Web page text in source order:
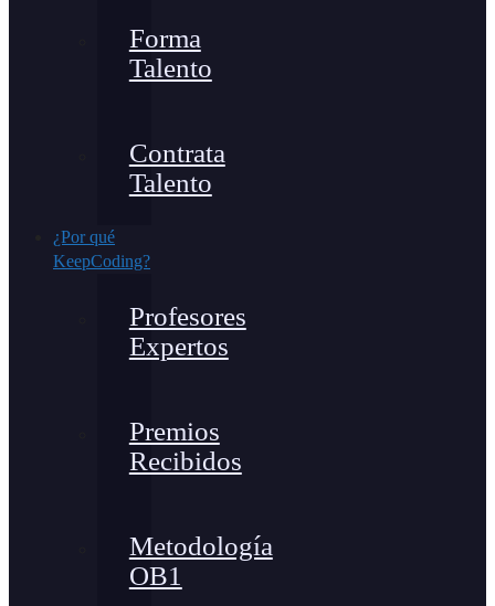
Forma
Talento
Contrata
Talento
¿Por qué
KeepCoding?
Profesores
Expertos
Premios
Recibidos
Metodología
OB1